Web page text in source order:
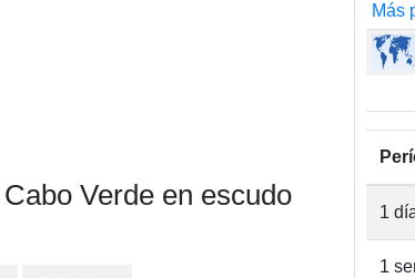
Verde en escudo
Más
1
1